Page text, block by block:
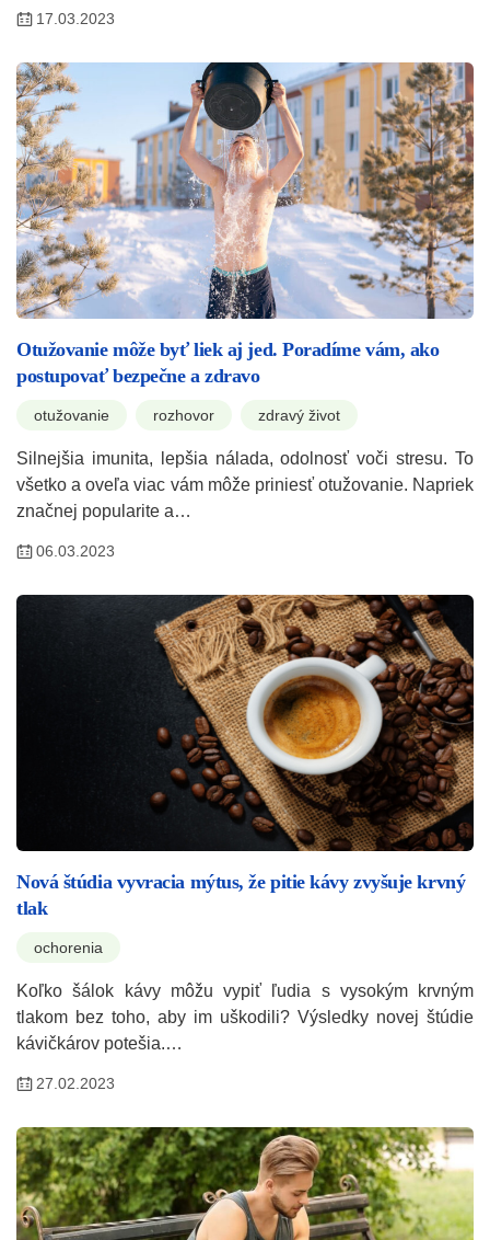
17.03.2023
Otužovanie môže byť liek aj jed. Poradíme vám, ako
postupovať bezpečne a zdravo
otužovanie rozhovor zdravý život
Silnejšia imunita, lepšia nálada, odolnosť voči stresu. To
všetko a oveľa viac vám môže priniesť otužovanie. Napriek
značnej popularite a…
06.03.2023
Nová štúdia vyvracia mýtus, že pitie kávy zvyšuje krvný
tlak
ochorenia
Koľko šálok kávy môžu vypiť ľudia s vysokým krvným
tlakom bez toho, aby im uškodili? Výsledky novej štúdie
kávičkárov potešia.…
27.02.2023